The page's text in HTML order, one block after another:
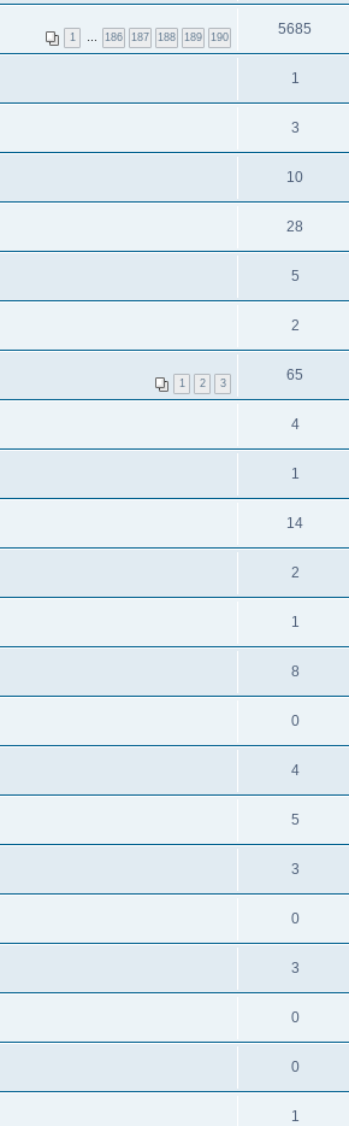
1 186 187 188 189 190 5685
1
3
10
28
5
2
1 2 3 65
4
1
14
2
1
8
0
4
5
3
0
3
0
0
1